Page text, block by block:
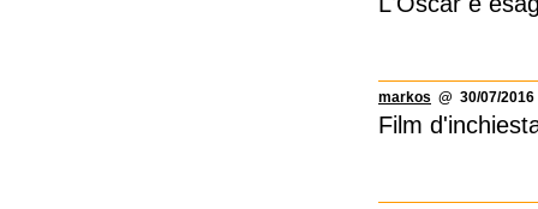
markos @ 30/07/
Film